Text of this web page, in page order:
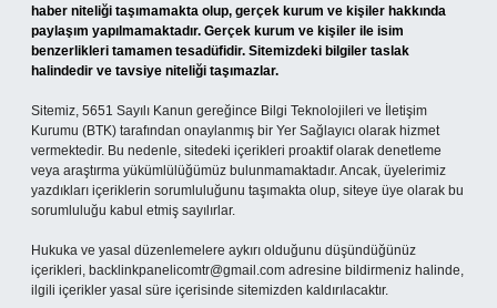
haber niteliği taşımamakta olup, gerçek kurum ve kişiler hakkında
paylaşım yapılmamaktadır. Gerçek kurum ve kişiler ile isim
benzerlikleri tamamen tesadüfidir. Sitemizdeki bilgiler taslak
halindedir ve tavsiye niteliği taşımazlar.
Sitemiz, 5651 Sayılı Kanun gereğince Bilgi Teknolojileri ve İletişim
Kurumu (BTK) tarafından onaylanmış bir Yer Sağlayıcı olarak hizmet
vermektedir. Bu nedenle, sitedeki içerikleri proaktif olarak denetleme
veya araştırma yükümlülüğümüz bulunmamaktadır. Ancak, üyelerimiz
yazdıkları içeriklerin sorumluluğunu taşımakta olup, siteye üye olarak bu
sorumluluğu kabul etmiş sayılırlar.
Hukuka ve yasal düzenlemelere aykırı olduğunu düşündüğünüz
içerikleri, backlinkpanelicomtr@gmail.com adresine bildirmeniz halinde,
ilgili içerikler yasal süre içerisinde sitemizden kaldırılacaktır.